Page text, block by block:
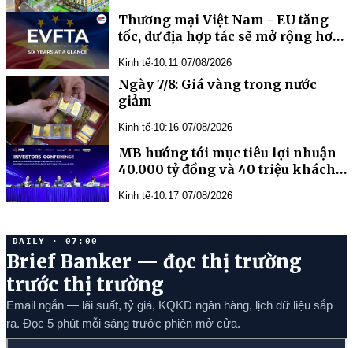
Thương mại Việt Nam - EU tăng
tốc, dư địa hợp tác sẽ mở rộng hơn
Kinh tế·10:11 07/08/2026
Ngày 7/8: Giá vàng trong nước
giảm
Kinh tế·10:16 07/08/2026
MB hướng tới mục tiêu lợi nhuận
40.000 tỷ đồng và 40 triệu khách
Kinh tế·10:17 07/08/2026
DAILY · 07:00
Brief Banker — đọc thị trường
trước thị trường
Email ngắn — lãi suất, tỷ giá, KQKD ngân hàng, lịch dữ liệu sắp
ra. Đọc 5 phút mỗi sáng trước phiên mở cửa.